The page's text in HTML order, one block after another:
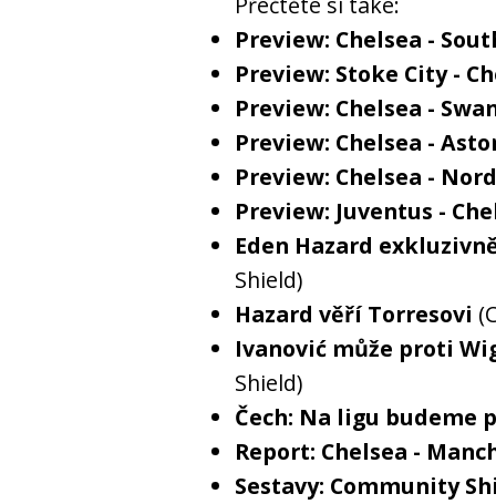
Preview: Chelsea -
Preview: Stoke City -
Preview: Chelsea -
Preview: Chelsea -
Preview: Chelsea -
Preview: Juventus -
Eden Hazard
Shield)
Hazard věří Torresovi
Ivanović může proti
Shield)
Čech: Na ligu budeme
Report: Chelsea -
Sestavy: Community